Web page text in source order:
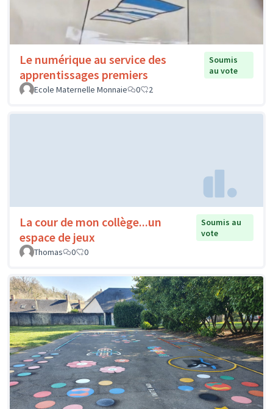
Le numérique au service des
apprentissages premiers
Soumis
au vote
Ecole Maternelle Monnaie
0 2
La cour de mon collège...un
espace de jeux
Soumis au
vote
Thomas
0 0